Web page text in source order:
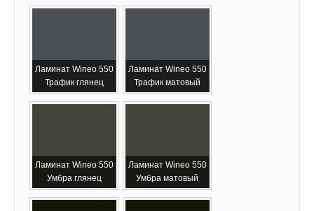
Ламинат Wineo 550
Трафик глянец
Ламинат Wineo 550
Трафик матовый
Ламинат Wineo 550
Умбра глянец
Ламинат Wineo 550
Умбра матовый